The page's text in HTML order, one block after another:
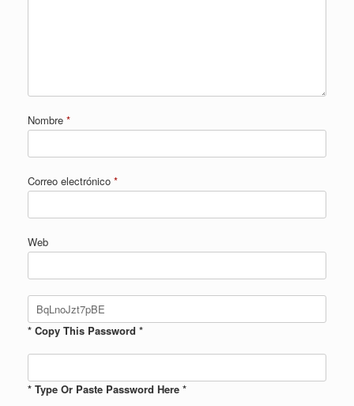
Nombre *
Correo electrónico *
Web
* Copy This Password *
* Type Or Paste Password Here *